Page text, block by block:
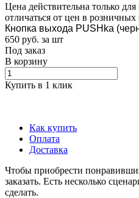
Цена действительна только
отличаться от цен в розничных
Кнопка выхода PUSHka
650 руб. за шт
Под заказ
В корзину
Купить в 1 клик
Как купить
Оплата
Доставка
Чтобы приобрести
заказать. Есть несколько
сделать.